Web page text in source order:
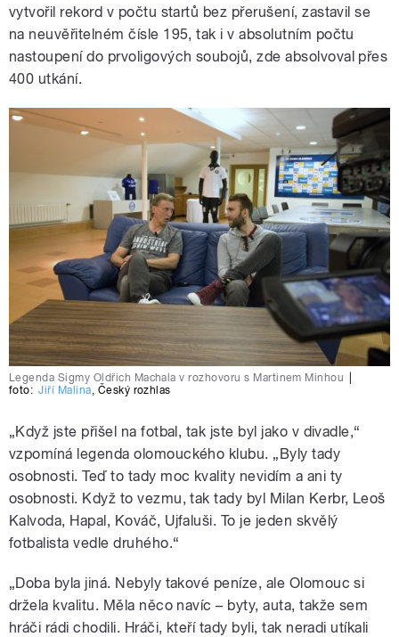
vytvořil rekord v počtu startů bez přerušení, zastavil se
na neuvěřitelném čísle 195, tak i v absolutním počtu
nastoupení do prvoligových soubojů, zde absolvoval přes
400 utkání.
Legenda Sigmy Oldřich Machala v rozhovoru s Martinem Minhou
foto: Jiří Malina, Český rozhlas
„Když jste přišel na fotbal, tak jste byl jako v divadle,“
vzpomíná legenda olomouckého klubu. „Byly tady
osobnosti. Teď to tady moc kvality nevidím a ani ty
osobnosti. Když to vezmu, tak tady byl Milan Kerbr, Leoš
Kalvoda, Hapal, Kováč, Ujfaluši. To je jeden skvělý
fotbalista vedle druhého.“
„Doba byla jiná. Nebyly takové peníze, ale Olomouc si
držela kvalitu. Měla něco navíc – byty, auta, takže sem
hráči rádi chodili. Hráči, kteří tady byli, tak neradi utíkali